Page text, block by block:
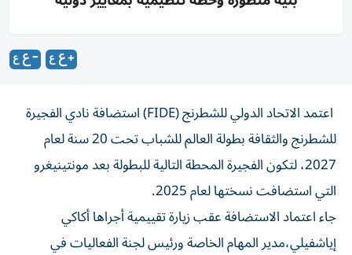
اعتمد الاتحاد الدولي للشطرنج (FIDE) استضافة نادي الفجيرة
للشطرنج والثقافة بطولة العالم للشباب تحت 20 سنة لعام
2027، لتكون الفجيرة المحطة التالية للبطولة بعد مونتينيغرو
التي استضافت نسختها لعام 2025.
جاء اعتماد الاستضافة عقب زيارة تقييمية أجراها أكاكي
إياشفيلي،مدير المهام الخاصة ورئيس لجنة الفعاليات في